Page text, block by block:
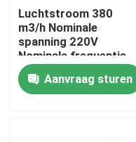
Huis
Producten
Luchtstroom 380
m3/h Nominale
spanning 220V
Nominale frequentie
50-60HZ luchtfilter
Aanvraag sturen